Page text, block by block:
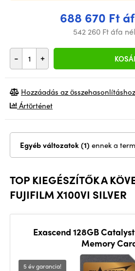
688 670 Ft
542 260 Ft áfa
- +
Hozzáadás az összehasonlításhoz
Ártörténet
Egyéb változatok (1) ennek a
TOP KIEGÉSZÍTŐK A
FUJIFILM X100VI SILVER
Exascend 128GB
Memory
5 év garancia!